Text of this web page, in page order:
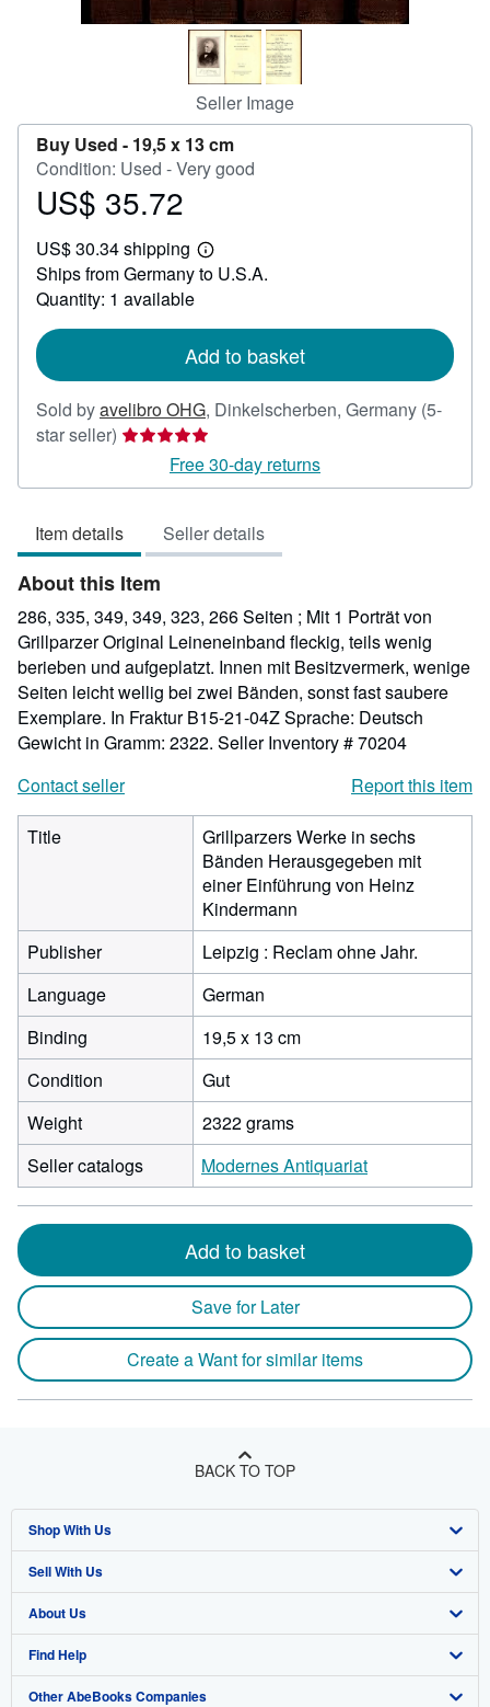
Seller Image
Buy Used - 19,5 x 13 cm
Condition: Used - Very good
Price
35.72
US$ 35.72
US$ 30.34 shipping
Learn
more
Ships from Germany to U.S.A.
Quantity: 1 available
Add to basket
Sold byavelibro OHG, Dinkelscherben, Germany (5-
star seller) Seller
5
of
5
stars
Free 30-day returns
Item details Seller details
About this Item
286, 335, 349, 349, 323, 266 Seiten ; Mit 1 Porträt von
Grillparzer Original Leineneinband fleckig, teils wenig
berieben und aufgeplatzt. Innen mit Besitzvermerk, wenige
Seiten leicht wellig bei zwei Bänden, sonst fast saubere
Exemplare. In Fraktur B15-21-04Z Sprache: Deutsch
Gewicht in Gramm: 2322. Seller Inventory # 70204
Contact seller
Report this item
Title
Grillparzers Werke in sechs
Bänden Herausgegeben mit
einer Einführung von Heinz
Kindermann
Publisher
Leipzig : Reclam ohne Jahr.
Language
German
Binding
19,5 x 13 cm
Condition
Gut
Weight
2322 grams
Seller catalogs
Modernes Antiquariat
Add to basket
Save for Later
Create a Want for similar items
BACK TO TOP
Shop With Us
Advanced Search
Browse Collections
My Account
My Orders
Sell With Us
Start Selling
Join Our Affiliate Program
Book Buyback
About Us
About AbeBooks
Media
Find Help
Help
Other AbeBooks Companies